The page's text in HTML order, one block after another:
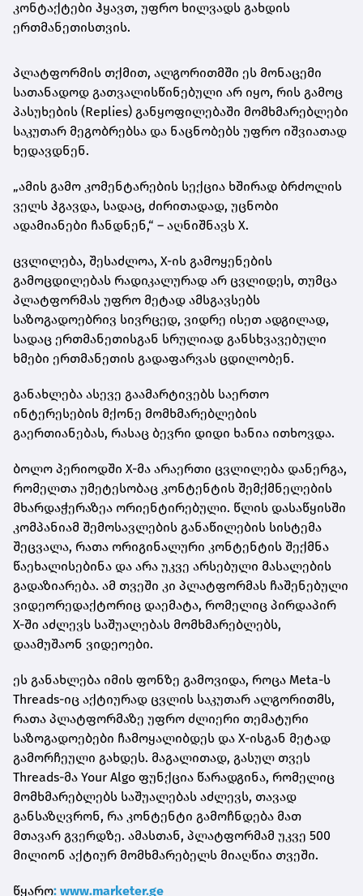
კონტაქტები ჰყავთ, უფრო ხილვადს გახდის
ერთმანეთისთვის.
პლატფორმის თქმით, ალგორითმში ეს მონაცემი
სათანადოდ გათვალისწინებული არ იყო, რის გამოც
პასუხების (Replies) განყოფილებაში მომხმარებლები
საკუთარ მეგობრებსა და ნაცნობებს უფრო იშვიათად
ხედავდნენ.
„ამის გამო კომენტარების სექცია ხშირად ბრძოლის
ველს ჰგავდა, სადაც, ძირითადად, უცნობი
ადამიანები ჩანდნენ,“ – აღნიშნავს X.
ცვლილება, შესაძლოა, X-ის გამოყენების
გამოცდილებას რადიკალურად არ ცვლიდეს, თუმცა
პლატფორმას უფრო მეტად ამსგავსებს
საზოგადოებრივ სივრცედ, ვიდრე ისეთ ადგილად,
სადაც ერთმანეთისგან სრულიად განსხვავებული
ხმები ერთმანეთის გადაფარვას ცდილობენ.
განახლება ასევე გაამარტივებს საერთო
ინტერესების მქონე მომხმარებლების
გაერთიანებას, რასაც ბევრი დიდი ხანია ითხოვდა.
ბოლო პერიოდში X-მა არაერთი ცვლილება დანერგა,
რომელთა უმეტესობაც კონტენტის შემქმნელების
მხარდაჭერაზეა ორიენტირებული. წლის დასაწყისში
კომპანიამ შემოსავლების განაწილების სისტემა
შეცვალა, რათა ორიგინალური კონტენტის შექმნა
წაეხალისებინა და არა უკვე არსებული მასალების
გადაზიარება. ამ თვეში კი პლატფორმას ჩაშენებული
ვიდეორედაქტორიც დაემატა, რომელიც პირდაპირ
X-ში აძლევს საშუალებას მომხმარებლებს,
დაამუშაონ ვიდეოები.
ეს განახლება იმის ფონზე გამოვიდა, როცა Meta-ს
Threads-იც აქტიურად ცვლის საკუთარ ალგორითმს,
რათა პლატფორმაზე უფრო ძლიერი თემატური
საზოგადოებები ჩამოყალიბდეს და X-ისგან მეტად
გამორჩეული გახდეს. მაგალითად, გასულ თვეს
Threads-მა Your Algo ფუნქცია წარადგინა, რომელიც
მომხმარებლებს საშუალებას აძლევს, თავად
განსაზღვრონ, რა კონტენტი გამოჩნდება მათ
მთავარ გვერდზე. ამასთან, პლატფორმამ უკვე 500
მილიონ აქტიურ მომხმარებელს მიაღწია თვეში.
წყარო: www.marketer.ge